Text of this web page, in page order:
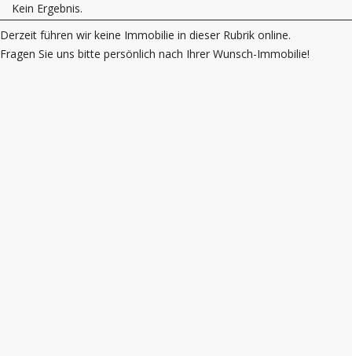
Kein Ergebnis.
Derzeit führen wir keine Immobilie in dieser Rubrik online.
Fragen Sie uns bitte persönlich nach Ihrer Wunsch-Immobilie!